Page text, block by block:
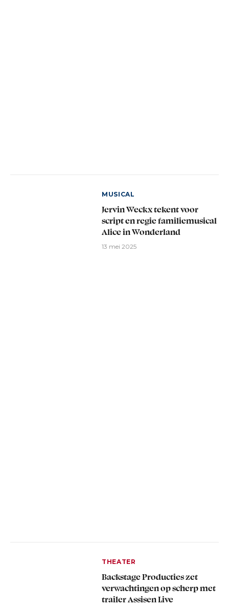
MUSICAL
Jervin Weckx tekent voor
script en regie familiemusical
Alice in Wonderland
13 mei 2025
THEATER
Backstage Producties zet
verwachtingen op scherp met
trailer Assisen Live